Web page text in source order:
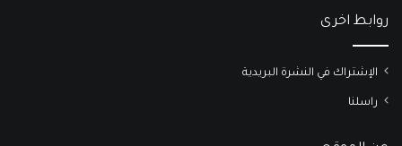
روابط اخرى
الإشتراك في النشرة البريدية
راسلنا